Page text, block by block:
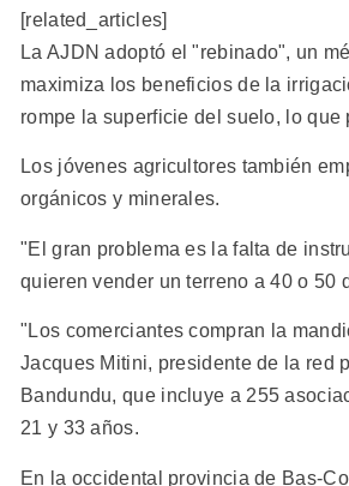
[related_articles]
La AJDN adoptó el "rebinado", un
maximiza los beneficios de la
rompe la superficie del suelo, lo
Los jóvenes agricultores también
orgánicos y minerales.
"El gran problema es la falta de
quieren vender un terreno a 40 o 50
"Los comerciantes compran la
Jacques Mitini, presidente de la red
Bandundu, que incluye a 255
21 y 33 años.
En la occidental provincia de Bas-